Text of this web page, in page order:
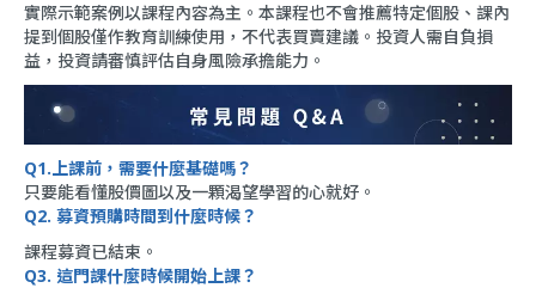
實際示範案例以課程內容為主。本課程也不會推薦特定個股、課內
提到個股僅作教育訓練使用，不代表買賣建議。投資人需自負損
益，投資請審慎評估自身風險承擔能力。
Q1.上課前，需要什麼基礎嗎？
只要能看懂股價圖以及一顆渴望學習的心就好。
Q2. 募資預購時間到什麼時候？
課程募資已結束。
Q3. 這門課什麼時候開始上課？